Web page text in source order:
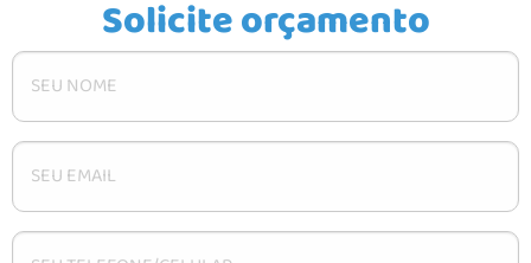
COMO COMPRAR
GALERIA
CARACTERÍSTICAS
INSTALAÇÃO
DÚVIDAS
Solicite orçamento